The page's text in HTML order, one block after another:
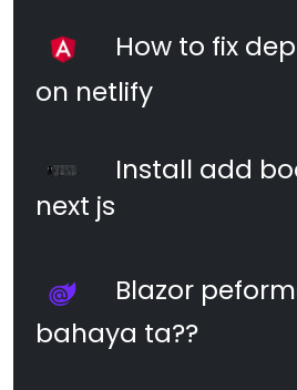
How to fix
on netlify
Install add
next js
Blazor
bahaya ta??